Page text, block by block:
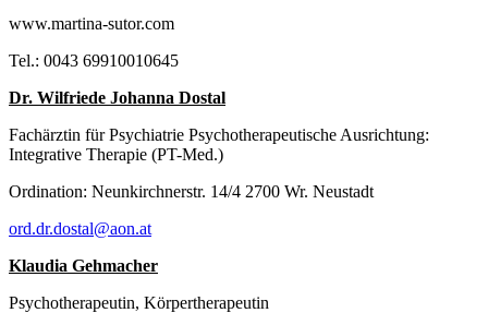
www.martina-sutor.com
Tel.: 0043 69910010645
Dr. Wilfriede Johanna Dostal
Fachärztin für Psychiatrie Psychotherapeutische Ausrichtung:
Integrative Therapie (PT-Med.)
Ordination: Neunkirchnerstr. 14/4 2700 Wr. Neustadt
ord.dr.dostal@aon.at
Klaudia Gehmacher
Psychotherapeutin, Körpertherapeutin